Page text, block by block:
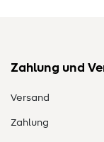
Zahlung und
Versand
Zahlung